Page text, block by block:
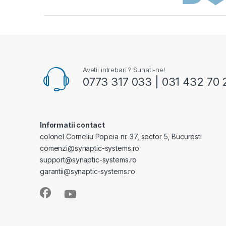
Avetii intrebari ? Sunati-ne!
0773 317 033 | 031 432 70
Informatii contact
colonel Corneliu Popeia nr. 37, sector 5, Bucuresti
comenzi@synaptic-systems.ro
support@synaptic-systems.ro
garantii@synaptic-systems.ro